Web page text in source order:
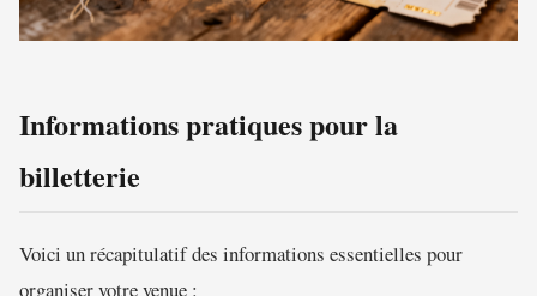
Informations pratiques pour la
billetterie
Voici un récapitulatif des informations essentielles pour
organiser votre venue :